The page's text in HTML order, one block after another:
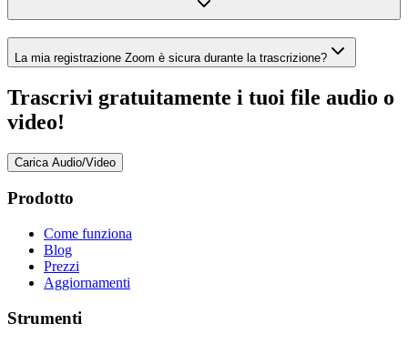
La mia registrazione Zoom è sicura durante la trascrizione?
Trascrivi gratuitamente i tuoi file audio o
video!
Carica Audio/Video
Prodotto
Come funziona
Blog
Prezzi
Aggiornamenti
Strumenti